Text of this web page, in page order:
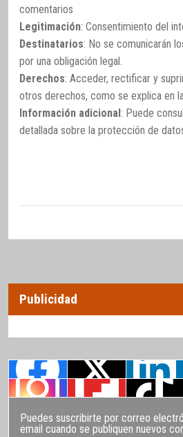
comentarios
Legitimación: Consentimiento del
Destinatarios: No se comunicarán
por una obligación legal.
Derechos: Acceder, rectificar y
otros derechos, como se explica en
Información adicional : Puede
detallada sobre la protección de
Publicidad
Puedes suscribirte por correo
email cuando se publiquen nuevos